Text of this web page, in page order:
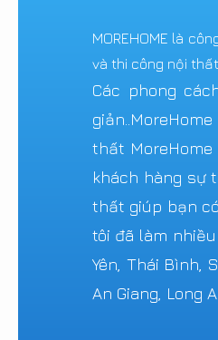
MOREHOME là
và thi công nội
Các phong
thất
khách hàng sự
thất giúp bạn
tôi đã làm nhiều
Yên, Thái Bình,
An Giang, Long